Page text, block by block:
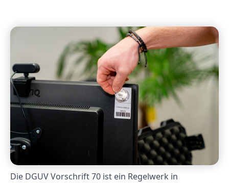
Die DGUV Vorschrift 70 ist ein Regelwerk in